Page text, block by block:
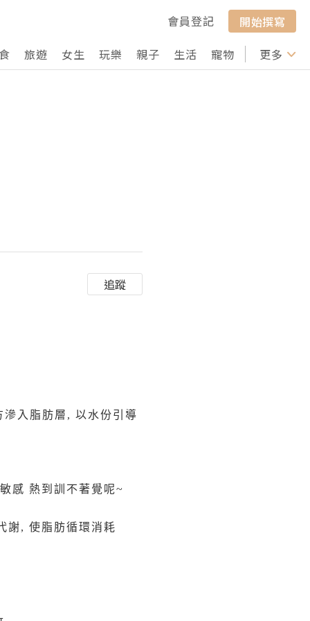
會員登記
開始撰寫
旅遊 女生 玩樂 親子 生活 寵物 行山 打卡
更多
追蹤
入脂肪層, 以水份引導
感 熱到訓不著覺呢~
謝, 使脂肪循環消耗